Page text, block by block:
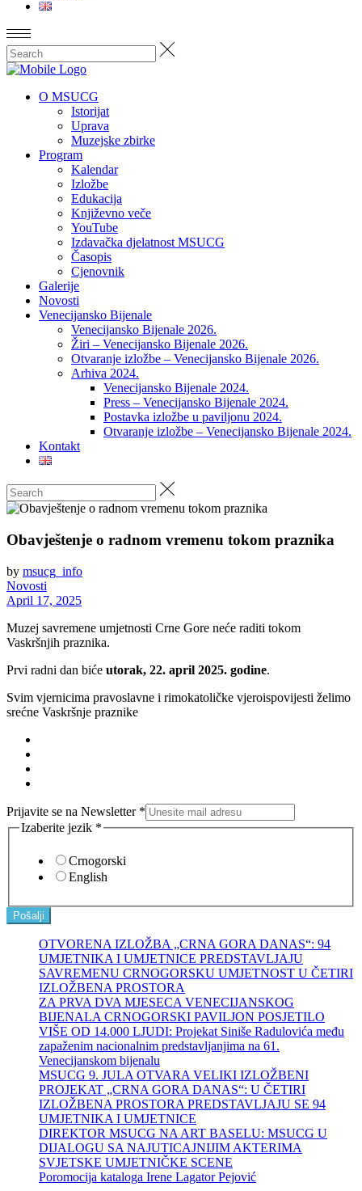
O MSUCG
Istorijat
Uprava
Muzejske zbirke
Program
Kalendar
Izložbe
Edukacija
Književno veče
YouTube
Izdavačka djelatnost MSUCG
Časopis
Cjenovnik
Galerije
Novosti
Venecijansko Bijenale
Venecijansko Bijenale 2026.
Žiri – Venecijansko Bijenale 2026.
Otvaranje izložbe – Venecijansko Bijenale 2026.
Arhiva 2024.
Venecijansko Bijenale 2024.
Press – Venecijansko Bijenale 2024.
Postavka izložbe u paviljonu 2024.
Otvaranje izložbe – Venecijansko Bijenale 2024.
Kontakt
Obavještenje o radnom vremenu tokom praznika
by msucg_info
Novosti
April 17, 2025
Muzej savremene umjetnosti Crne Gore neće raditi tokom
Vaskršnjih praznika.
Prvi radni dan biće utorak, 22. april 2025. godine.
Svim vjernicima pravoslavne i rimokatoličke vjeroispovijesti želimo
srećne Vaskršnje praznike
Prijavite se na Newsletter *
Izaberite jezik *
Crnogorski
English
Pošalji
OTVORENA IZLOŽBA „CRNA GORA DANAS“: 94
UMJETNIKA I UMJETNICE PREDSTAVLJAJU
SAVREMENU CRNOGORSKU UMJETNOST U ČETIRI
IZLOŽBENA PROSTORA
ZA PRVA DVA MJESECA VENECIJANSKOG
BIJENALA CRNOGORSKI PAVILJON POSJETILO
VIŠE OD 14.000 LJUDI: Projekat Siniše Radulovića među
zapaženim nacionalnim predstavljanjima na 61.
Venecijanskom bijenalu
MSUCG 9. JULA OTVARA VELIKI IZLOŽBENI
PROJEKAT „CRNA GORA DANAS“: U ČETIRI
IZLOŽBENA PROSTORA PREDSTAVLJAJU SE 94
UMJETNIKA I UMJETNICE
DIREKTOR MSUCG NA ART BASELU: MSUCG U
DIJALOGU SA NAJUTICAJNIJIM AKTERIMA
SVJETSKE UMJETNIČKE SCENE
Poromocija kataloga Irene Lagator Pejović